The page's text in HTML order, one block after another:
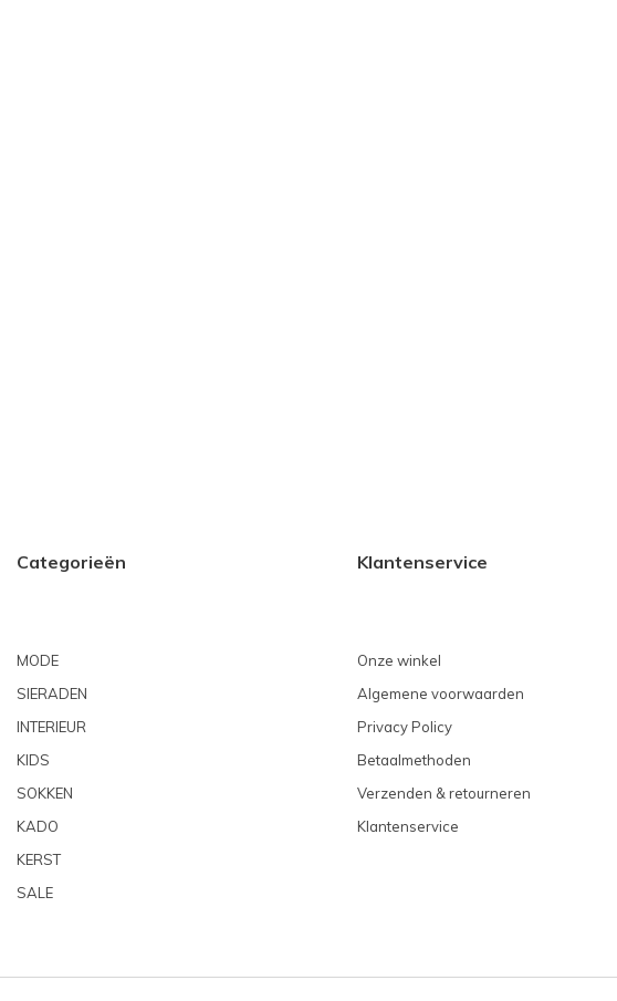
Categorieën
MODE
SIERADEN
INTERIEUR
KIDS
SOKKEN
KADO
KERST
SALE
Klantenservice
Onze winkel
Algemene voorwaarden
Privacy Policy
Betaalmethoden
Verzenden & retourneren
Klantenservice